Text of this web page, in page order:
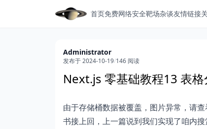
首页免费网络安全靶场杂谈友情链接
Administrator
发布于 2024-10-19/146 阅读
Next.js 零基础教程13 表
由于存储桶数据被覆盖，图片异常，请
书接上回，上一篇说到我们实现了咱内